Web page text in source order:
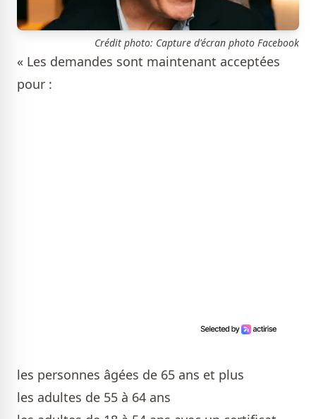
Crédit photo: Capture d'écran photo Facebook
« Les demandes sont maintenant acceptées
pour :
les personnes âgées de 65 ans et plus
les adultes de 55 à 64 ans